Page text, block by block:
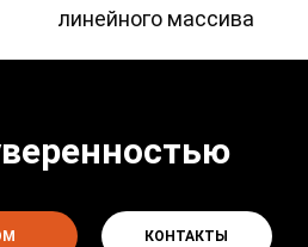
линейного массива
КОНТАКТЫ